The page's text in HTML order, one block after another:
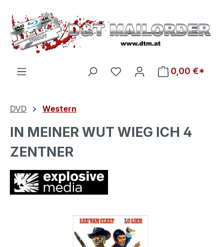
Zum Hauptinhalt springen
Du hast 0 Produkte auf
0,00 €*
DVD Western
IN MEINER WUT WIEG ICH 4
ZENTNER
Bildergalerie überspringen